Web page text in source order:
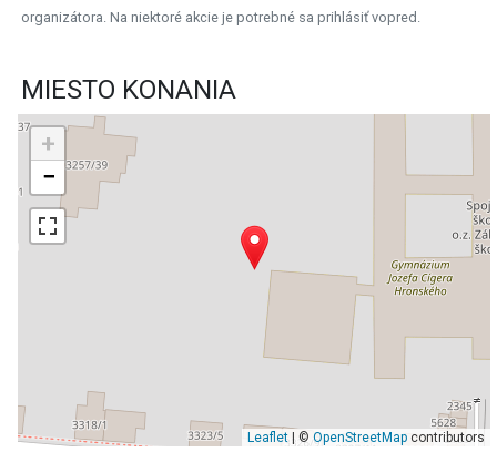
organizátora. Na niektoré akcie je potrebné sa prihlásiť vopred.
MIESTO KONANIA
+
−
Leaflet| © OpenStreetMapcontributors